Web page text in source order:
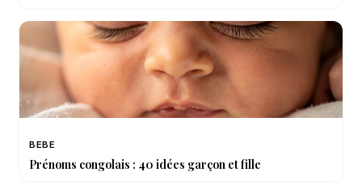
BEBE
Prénoms congolais : 40 idées garçon et fille